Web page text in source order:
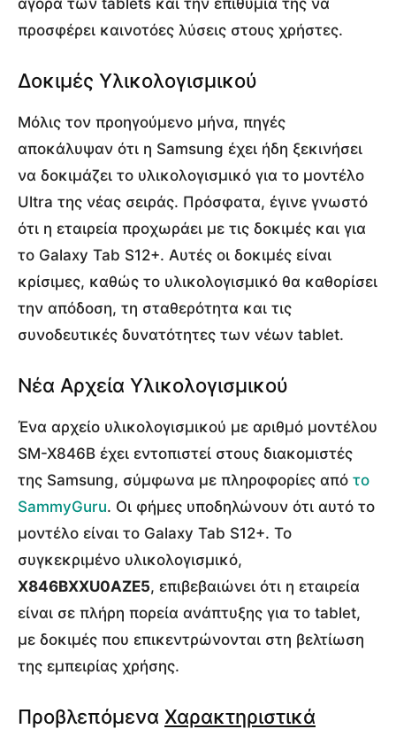
προσφέρει καινοτόες λύσεις στους χρήστες.
Δοκιμές Υλικολογισμικού
Μόλις τον προηγούμενο μήνα, πηγές
αποκάλυψαν ότι η Samsung έχει ήδη ξεκινήσει
να δοκιμάζει το υλικολογισμικό για το μοντέλο
Ultra της νέας σειράς. Πρόσφατα, έγινε γνωστό
ότι η εταιρεία προχωράει με τις δοκιμές και για
το Galaxy Tab S12+. Αυτές οι δοκιμές είναι
κρίσιμες, καθώς το υλικολογισμικό θα καθορίσει
την απόδοση, τη σταθερότητα και τις
συνοδευτικές δυνατότητες των νέων tablet.
Νέα Αρχεία Υλικολογισμικού
Ένα αρχείο υλικολογισμικού με αριθμό μοντέλου
SM-X846B έχει εντοπιστεί στους διακομιστές
της Samsung, σύμφωνα με πληροφορίες από το
SammyGuru. Οι φήμες υποδηλώνουν ότι αυτό το
μοντέλο είναι το Galaxy Tab S12+. Το
συγκεκριμένο υλικολογισμικό,
X846BXXU0AZE5, επιβεβαιώνει ότι η εταιρεία
είναι σε πλήρη πορεία ανάπτυξης για το tablet,
με δοκιμές που επικεντρώνονται στη βελτίωση
της εμπειρίας χρήσης.
Προβλεπόμενα Χαρακτηριστικά